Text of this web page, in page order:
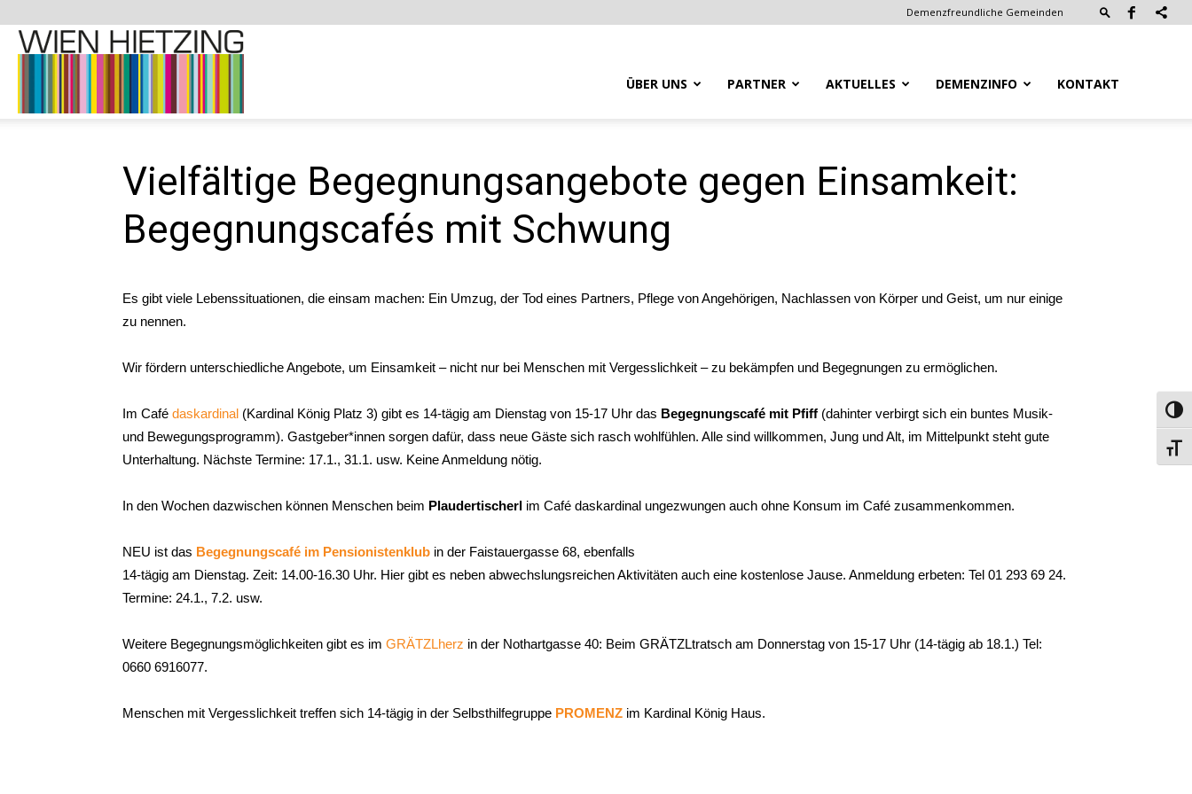
Demenzfreundliche Gemeinden
Website
Hietzing
ÜBER UNS PARTNER AKTUELLES DEMENZINFO KONTAKT
Vielfältige Begegnungsangebote gegen Einsamkeit:
Begegnungscafés mit Schwung
Es gibt viele Lebenssituationen, die einsam machen: Ein Umzug, der Tod eines Partners, Pflege von Angehörigen, Nachlassen von Körper und Geist, um nur einige
zu nennen.
Wir fördern unterschiedliche Angebote, um Einsamkeit – nicht nur bei Menschen mit Vergesslichkeit – zu bekämpfen und Begegnungen zu ermöglichen.
Im Café daskardinal (Kardinal König Platz 3) gibt es 14-tägig am Dienstag von 15-17 Uhr das Begegnungscafé mit Pfiff (dahinter verbirgt sich ein buntes Musik-
und Bewegungs­programm). Gastgeber*innen sorgen dafür, dass neue Gäste sich rasch wohlfühlen. Alle sind willkommen, Jung und Alt, im Mittelpunkt steht gute
Unterhaltung. Nächste Termine: 17.1., 31.1. usw. Keine Anmeldung nötig.
In den Wochen dazwischen können Menschen beim Plaudertischerl im Café daskardinal ungezwungen auch ohne Konsum im Café zusammenkommen.
NEU ist das Begegnungscafé im Pensionistenklub in der Faistauergasse 68, ebenfalls
14-tägig am Dienstag. Zeit: 14.00-16.30 Uhr. Hier gibt es neben abwechslungsreichen Aktivitäten auch eine kostenlose Jause. Anmeldung erbeten: Tel 01 293 69 24.
Termine: 24.1., 7.2. usw.
Weitere Begegnungsmöglichkeiten gibt es im GRÄTZLherz in der Nothartgasse 40: Beim GRÄTZLtratsch am Donnerstag von 15-17 Uhr (14-tägig ab 18.1.) Tel:
0660 6916077.
Menschen mit Vergesslichkeit treffen sich 14-tägig in der Selbsthilfegruppe PROMENZ im Kardinal König Haus.